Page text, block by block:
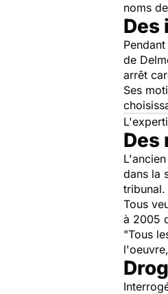
noms
Des
de
arrêt
Ses
Des
dans la
tribunal.
Tous
à 2005
"Tous